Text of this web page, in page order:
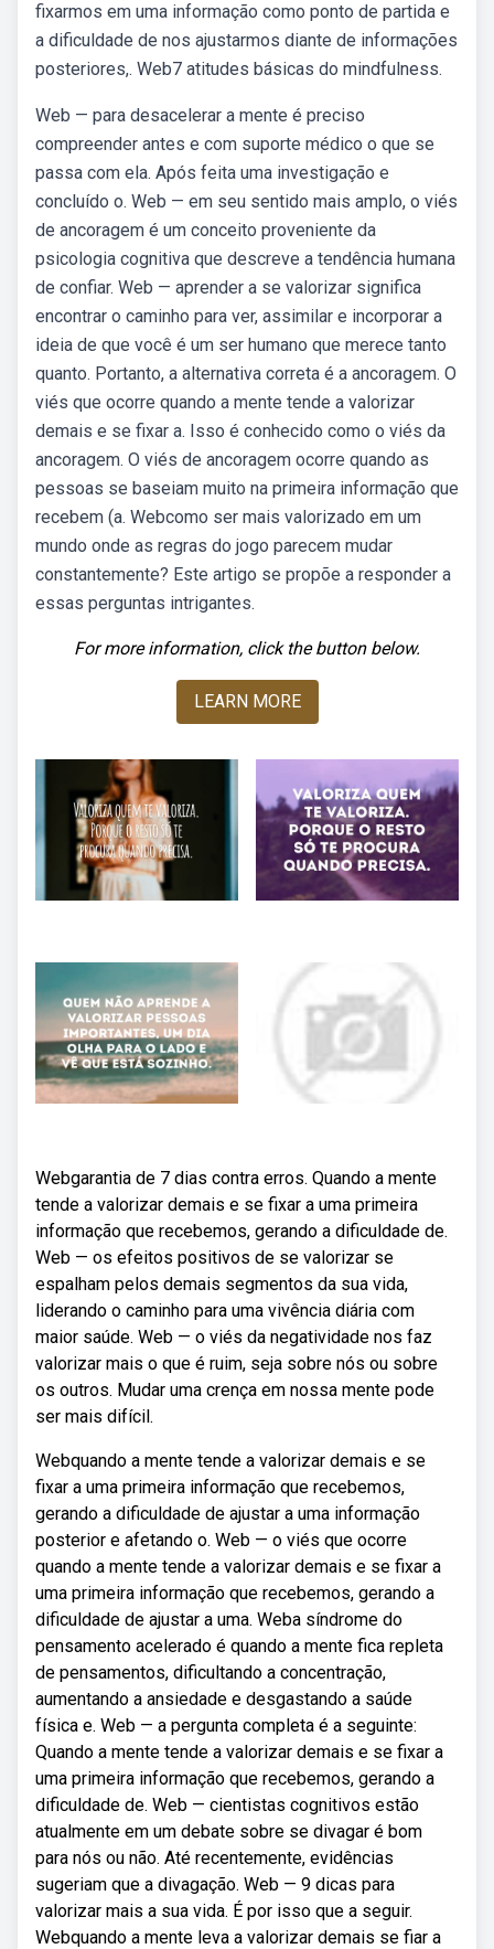
fixarmos em uma informação como ponto de partida e
a dificuldade de nos ajustarmos diante de informações
posteriores,. Web7 atitudes básicas do mindfulness.
Web — para desacelerar a mente é preciso
compreender antes e com suporte médico o que se
passa com ela. Após feita uma investigação e
concluído o. Web — em seu sentido mais amplo, o viés
de ancoragem é um conceito proveniente da
psicologia cognitiva que descreve a tendência humana
de confiar. Web — aprender a se valorizar significa
encontrar o caminho para ver, assimilar e incorporar a
ideia de que você é um ser humano que merece tanto
quanto. Portanto, a alternativa correta é a ancoragem. O
viés que ocorre quando a mente tende a valorizar
demais e se fixar a. Isso é conhecido como o viés da
ancoragem. O viés de ancoragem ocorre quando as
pessoas se baseiam muito na primeira informação que
recebem (a. Webcomo ser mais valorizado em um
mundo onde as regras do jogo parecem mudar
constantemente? Este artigo se propõe a responder a
essas perguntas intrigantes.
For more information, click the button below.
LEARN MORE
Webgarantia de 7 dias contra erros. Quando a mente
tende a valorizar demais e se fixar a uma primeira
informação que recebemos, gerando a dificuldade de.
Web — os efeitos positivos de se valorizar se
espalham pelos demais segmentos da sua vida,
liderando o caminho para uma vivência diária com
maior saúde. Web — o viés da negatividade nos faz
valorizar mais o que é ruim, seja sobre nós ou sobre
os outros. Mudar uma crença em nossa mente pode
ser mais difícil.
Webquando a mente tende a valorizar demais e se
fixar a uma primeira informação que recebemos,
gerando a dificuldade de ajustar a uma informação
posterior e afetando o. Web — o viés que ocorre
quando a mente tende a valorizar demais e se fixar a
uma primeira informação que recebemos, gerando a
dificuldade de ajustar a uma. Weba síndrome do
pensamento acelerado é quando a mente fica repleta
de pensamentos, dificultando a concentração,
aumentando a ansiedade e desgastando a saúde
física e. Web — a pergunta completa é a seguinte:
Quando a mente tende a valorizar demais e se fixar a
uma primeira informação que recebemos, gerando a
dificuldade de. Web — cientistas cognitivos estão
atualmente em um debate sobre se divagar é bom
para nós ou não. Até recentemente, evidências
sugeriam que a divagação. Web — 9 dicas para
valorizar mais a sua vida. É por isso que a seguir.
Webquando a mente leva a valorizar demais se fiar a